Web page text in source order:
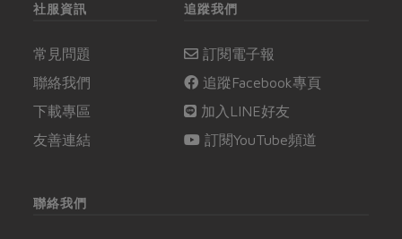
社服資訊
常見問題
聯絡我們
下載專區
友善連結
追蹤我們
訂閱電子報
追蹤Facebook專頁
加入LINE好友
訂閱YouTube頻道
聯絡我們